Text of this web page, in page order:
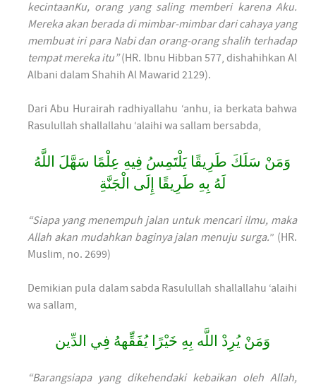
kecintaanKu, orang yang saling memberi karena Aku.
Mereka akan berada di mimbar-mimbar dari cahaya yang
membuat iri para Nabi dan orang-orang shalih terhadap
tempat mereka itu”(HR. Ibnu Hibban 577, dishahihkan Al
Albani dalam Shahih Al Mawarid 2129).
Dari Abu Hurairah radhiyallahu ‘anhu, ia berkata bahwa
Rasulullah shallallahu ‘alaihi wa sallam bersabda,
وَمَنْ سَلَكَ طَرِيقًا يَلْتَمِسُ فِيهِ عِلْمًا سَهَّلَ اللَّهُ
لَهُ بِهِ طَرِيقًا إِلَى الْجَنَّةِ
“Siapa yang menempuh jalan untuk mencari ilmu, maka
Allah akan mudahkan baginya jalan menuju surga.” (HR.
Muslim, no. 2699)
Demikian pula dalam sabda Rasulullah shallallahu ‘alaihi
wa sallam,
وَمَنْ يُرِدْ اللَّه بِهِ خَيْرًا يُفَقِّههُ فِي الدِّين
“Barangsiapa yang dikehendaki kebaikan oleh Allah,